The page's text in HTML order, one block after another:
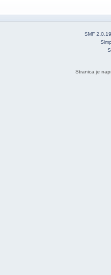
SMF 2.0.19
Stranica je